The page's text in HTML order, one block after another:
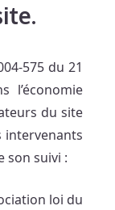
575 du 21
l’économie
du site
intervenants
son suivi :
loi du